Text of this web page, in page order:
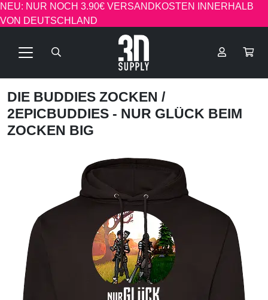
NEU: NUR NOCH 3.90€ VERSANDKOSTEN INNERHALB
VON DEUTSCHLAND
DIE BUDDIES ZOCKEN /
2EPICBUDDIES - NUR GLÜCK BEIM
ZOCKEN BIG